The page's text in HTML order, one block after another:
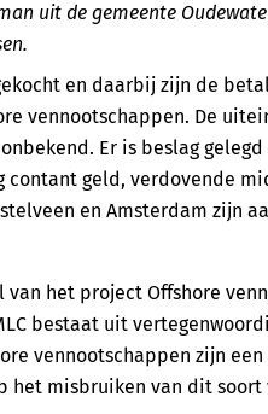
uit de gemeente
en daarbij zijn de
vennootschappen. De
Er is beslag
contant geld, verdovende
en Amsterdam zijn
van het project Offshore
bestaat uit
vennootschappen zijn
het misbruiken van dit soort